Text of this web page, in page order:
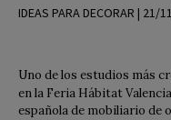
IDEAS PARA DECORAR | 21/
Uno de los estudios más
en la Feria Hábitat
española de mobiliario de